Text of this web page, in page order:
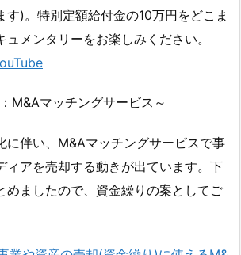
す)。特別定額給付金の10万円をどこま
メンタリーをお楽しみください。
M&Aマッチングサービス～
に伴い、M&Aマッチングサービスで事
ィアを売却する動きが出ています。下
めましたので、資金繰りの案としてご